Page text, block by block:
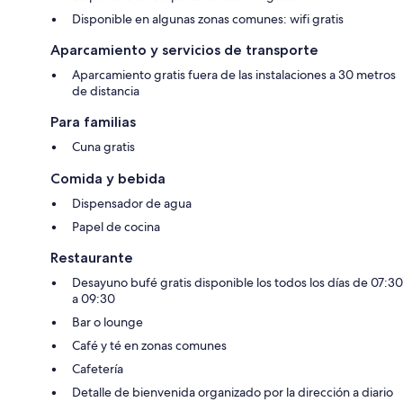
Disponible en algunas zonas comunes: wifi gratis
Aparcamiento y servicios de transporte
Aparcamiento gratis fuera de las instalaciones a 30 metros
de distancia
Para familias
Cuna gratis
Comida y bebida
Dispensador de agua
Papel de cocina
Restaurante
Desayuno bufé gratis disponible los todos los días de 07:30
a 09:30
Bar o lounge
Café y té en zonas comunes
Cafetería
Detalle de bienvenida organizado por la dirección a diario